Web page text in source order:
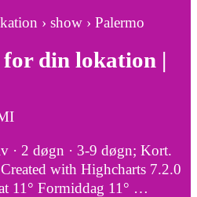
› show › Palermo
din lokation |
· 2 døgn · 3-9 døgn; Kort.
with Highcharts 7.2.0
11° Formiddag 11° …